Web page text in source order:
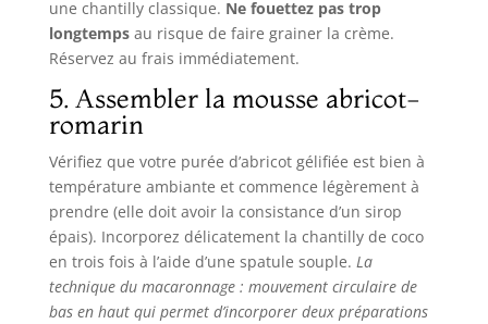
une chantilly classique. Ne fouettez pas trop
longtempsau risque de faire grainer la crème.
Réservez au frais immédiatement.
5. Assembler la mousse abricot-
romarin
Vérifiez que votre purée d’abricot gélifiée est bien à
température ambiante et commence légèrement à
prendre (elle doit avoir la consistance d’un sirop
épais). Incorporez délicatement la chantilly de coco
en trois fois à l’aide d’une spatule souple. La
technique du macaronnage : mouvement circulaire de
bas en haut qui permet d’incorporer deux préparations